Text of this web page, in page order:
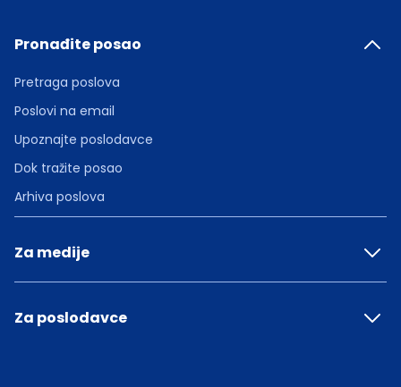
Pronađite posao
Pretraga poslova
Poslovi na email
Upoznajte poslodavce
Dok tražite posao
Arhiva poslova
Za medije
Za poslodavce